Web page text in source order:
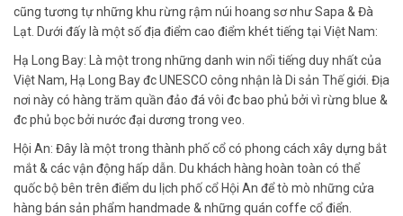
cũng tương tự những khu rừng rậm núi hoang sơ như Sapa & Đà
Lạt. Dưới đấy là một số địa điểm cao điểm khét tiếng tại Việt Nam:
Hạ Long Bay: Là một trong những danh win nổi tiếng duy nhất của
Việt Nam, Hạ Long Bay đc UNESCO công nhận là Di sản Thế giới. Địa
nơi này có hàng trăm quần đảo đá vôi đc bao phủ bởi vì rừng blue &
đc phủ bọc bởi nước đại dương trong veo.
Hội An: Đây là một trong thành phố cổ có phong cách xây dựng bắt
mắt & các vận động hấp dẫn. Du khách hàng hoàn toàn có thể
quốc bộ bên trên điểm du lịch phố cổ Hội An để tò mò những cửa
hàng bán sản phẩm handmade & những quán coffe cổ điển.